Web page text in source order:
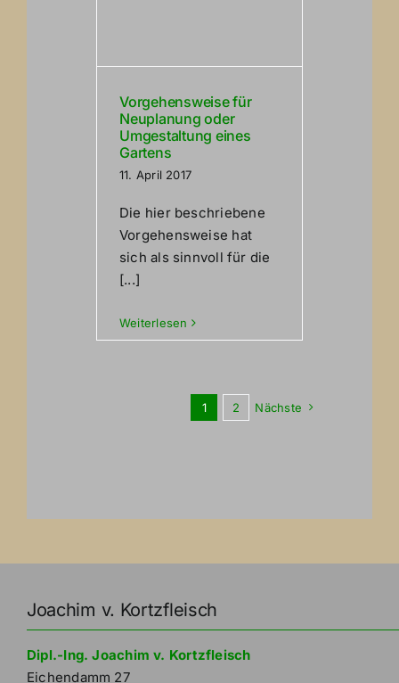
Vorgehensweise für
Neuplanung oder
Umgestaltung eines
Gartens
11. April 2017
Die hier beschriebene
Vorgehensweise hat
sich als sinnvoll für die
[...]
Weiterlesen
1 2 Nächste
Joachim v. Kortzfleisch
Dipl.-Ing. Joachim v. Kortzfleisch
Eichendamm 27